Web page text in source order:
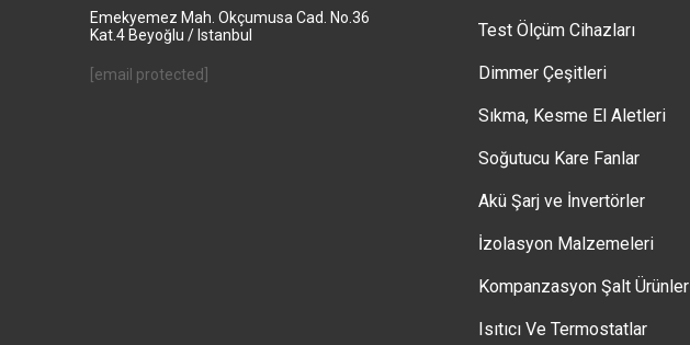
Test Ölçüm Cihazları
Dimmer Çeşitleri
Sıkma, Kesme El Aletleri
Soğutucu Kare Fanlar
Akü Şarj ve İnvertörler
İzolasyon Malzemeleri
Kompanzasyon Şalt Ürünler
Isıtıcı Ve Termostatlar
Emekyemez Mah. Okçumusa Cad. No.36
Kat.4 Beyoğlu / Istanbul
[email protected]